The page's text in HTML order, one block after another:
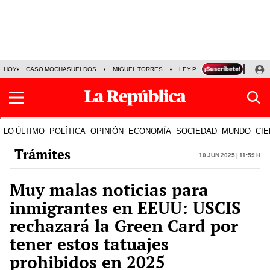
HOY CASO MOCHASUELDOS MIGUEL TORRES LEY PULPÍN PRECIO DEL
LO ÚLTIMO POLÍTICA OPINIÓN ECONOMÍA SOCIEDAD MUNDO
Trámites 10 Jun 2025 | 11:59 h
Muy malas noticias para
inmigrantes en EEUU: USCIS
rechazará la Green Card por
tener estos tatuajes
prohibidos en 2025